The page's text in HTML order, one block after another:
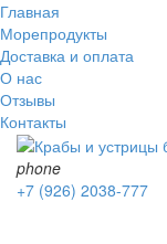
Главная
Морепродукты
Доставка и оплата
О нас
Отзывы
Контакты
phone
+7 (926) 2038-777